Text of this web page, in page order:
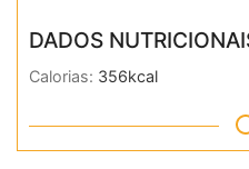
DADOS
Calorias: 356kcal